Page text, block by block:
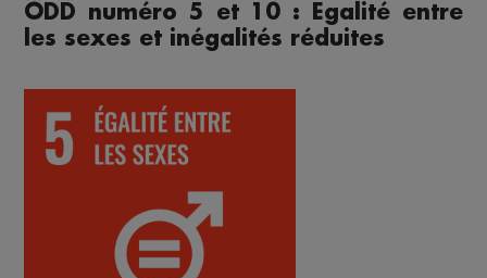
ODD numéro 5 et 10 : Egalité entre
les sexes et inégalités réduites